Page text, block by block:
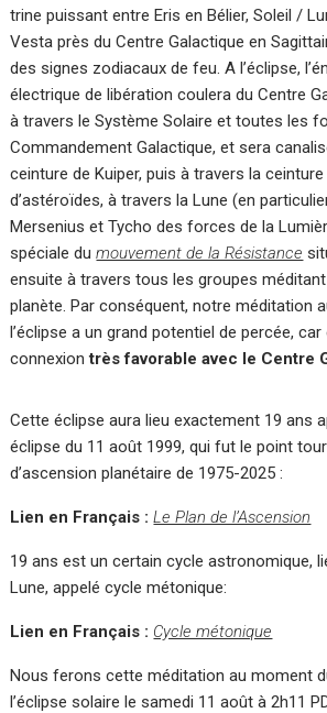
trine puissant entre Eris en Bélier, Soleil /
Vesta près du Centre Galactique en
des signes zodiacaux de feu. A l’éclipse,
électrique de libération coulera du Centre
à travers le Système Solaire et toutes les
Commandement Galactique, et sera
ceinture de Kuiper, puis à travers la
d’astéroïdes, à travers la Lune (en
Mersenius et Tycho des forces de la
spéciale dumouvement de la Résistance
ensuite à travers tous les groupes
planète. Par conséquent, notre méditation
l’éclipse a un grand potentiel de percée,
connexiontrès favorable avec le Centre
Cette éclipse aura lieu exactement 19 ans
éclipse du 11 août 1999, qui fut le point
d’ascension planétaire de 1975-2025 :
Lien en Français : Le Plan de l’Ascension
19 ans est un certain cycle astronomique,
Lune, appelé cycle métonique:
Lien en Français : Cycle métonique
Nous ferons cette méditation au moment
l’éclipse solaire le samedi 11 août à 2h11